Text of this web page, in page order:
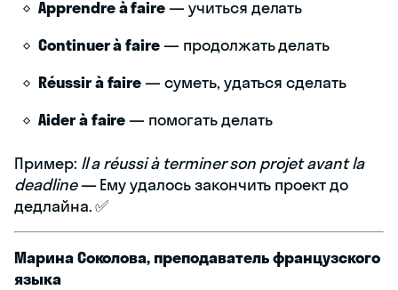
Apprendre à faire— учиться делать
Continuer à faire— продолжать делать
Réussir à faire— суметь, удаться сделать
Aider à faire— помогать делать
Пример: Il a réussi à terminer son projet avant la
deadline— Ему удалось закончить проект до
дедлайна. ✅
Марина Соколова, преподаватель французского
языка